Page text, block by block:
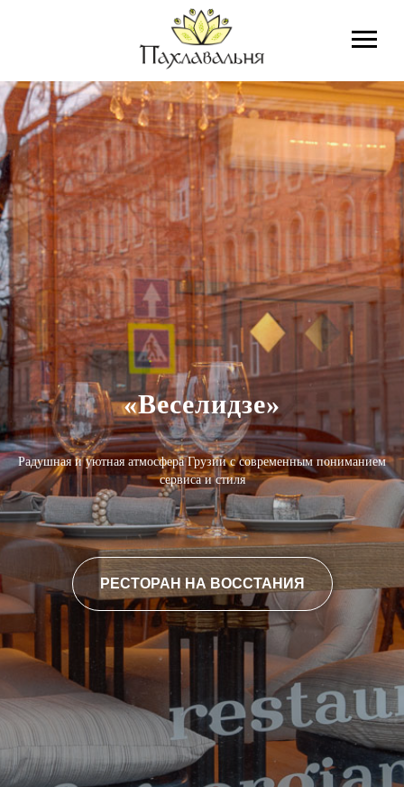
«Веселидзе»
Радушная и уютная атмосфера Грузии с современным пониманием
сервиса и стиля
РЕСТОРАН НА ВОССТАНИЯ